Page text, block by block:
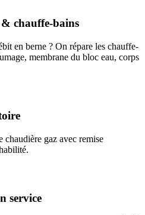
chauffe-bains
en berne ? On répare les chauffe-
membrane du bloc eau, corps
chaudière gaz avec remise
service